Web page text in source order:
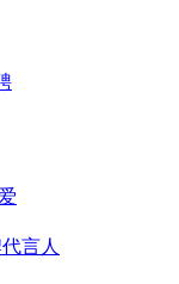
言人